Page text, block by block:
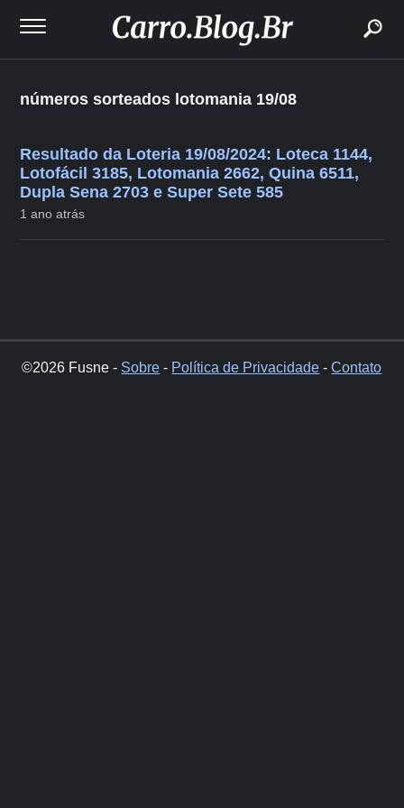
números sorteados lotomania 19/08
Resultado da Loteria 19/08/2024: Loteca 1144,
Lotofácil 3185, Lotomania 2662, Quina 6511,
Dupla Sena 2703 e Super Sete 585
1 ano atrás
©2026 Fusne - Sobre - Política de Privacidade -Contato